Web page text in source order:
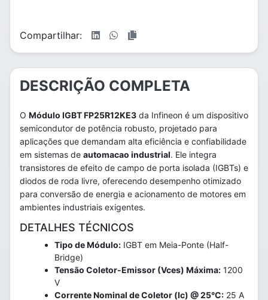
Compartilhar:
DESCRIÇÃO COMPLETA
O Módulo IGBT FP25R12KE3 da Infineon é um dispositivo
semicondutor de potência robusto, projetado para
aplicações que demandam alta eficiência e confiabilidade
em sistemas de automacao industrial. Ele integra
transistores de efeito de campo de porta isolada (IGBTs) e
diodos de roda livre, oferecendo desempenho otimizado
para conversão de energia e acionamento de motores em
ambientes industriais exigentes.
DETALHES TÉCNICOS
Tipo de Módulo: IGBT em Meia-Ponte (Half-
Bridge)
Tensão Coletor-Emissor (Vces) Máxima: 1200
V
Corrente Nominal de Coletor (Ic) @ 25°C: 25 A